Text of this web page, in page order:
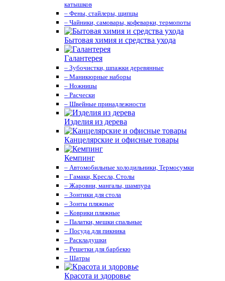
катышков
– Фены, стайлеры, щипцы
– Чайники, самовары, кофеварки, термопоты
Бытовая химия и средства ухода
Галантерея
– Зубочистки, шпажки деревянные
– Маникюрные наборы
– Ножницы
– Расчески
– Швейные принадлежности
Изделия из дерева
Канцелярские и офисные товары
Кемпинг
– Автомобильные холодильники, Термосумки
– Гамаки, Кресла, Столы
– Жаровни, мангалы, шампура
– Зонтики для стола
– Зонты пляжные
– Коврики пляжные
– Палатки, мешки спальные
– Посуда для пикника
– Раскладушки
– Решетки для барбекю
– Шатры
Красота и здоровье